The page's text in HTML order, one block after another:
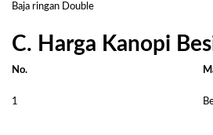
Baja ringan Double
C. Harga Kanopi
No.
1